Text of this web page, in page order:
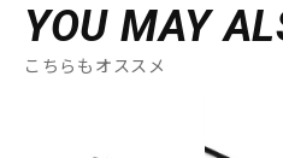
YOU MAY
こちらもオススメ